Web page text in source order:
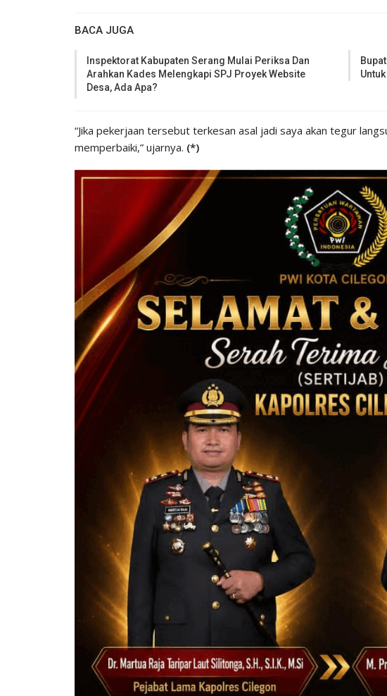
BACA JUGA
Inspektorat Kabupaten Serang Mulai Periksa Dan
Arahkan Kades Melengkapi SPJ Proyek Website
Desa, Ada Apa?
“Jika pekerjaan tersebut terkesan asal jadi saya akan tegur
memperbaiki,” ujarnya. (*)